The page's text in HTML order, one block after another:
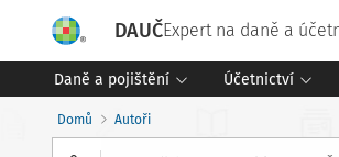
DAUČExpert na daně a
Daně a pojištění Účetnictví
Domů Autoři